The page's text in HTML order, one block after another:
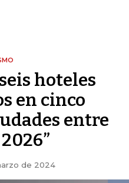
hoteles
en cinco
entre
de 2024